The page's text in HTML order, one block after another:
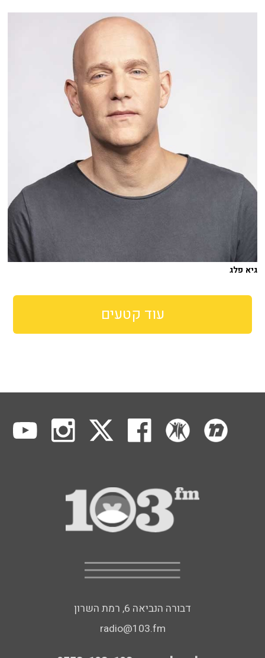
גיא פלג
עוד קטעים
דבורה הנביאה 6, רמת השרון
radio@103.fm